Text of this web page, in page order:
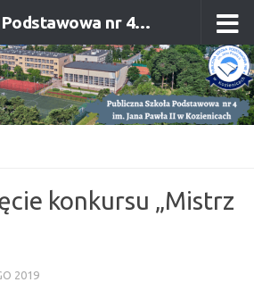
Publiczna Szkoła Podstawowa nr 4 im. Jana Pawła II w Kozienicach
konkursu „Mistrz
2019